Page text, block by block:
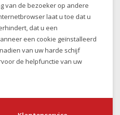
van de bezoeker op andere
laat u toe dat u
dat u een
een cookie geïnstalleerd
van uw harde schijf
de helpfunctie van uw